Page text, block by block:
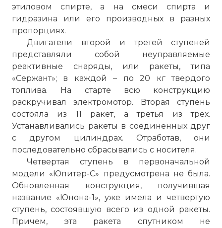
этиловом спирте, а на смеси спирта и
гидразина или его производных в разных
пропорциях.
Двигатели второй и третей ступеней
представляли собой неуправляемые
реактивные снаряды, или ракеты, типа
«Сержант»; в каждой – по 20 кг твердого
топлива. На старте всю конструкцию
раскручивал электромотор. Вторая ступень
состояла из 11 ракет, а третья из трех.
Устанавливались ракеты в соединенных друг
с другом цилиндрах. Отработав, они
последовательно сбрасывались с носителя.
Четвертая ступень в первоначальной
модели «Юпитер-С» предусмотрена не была.
Обновленная конструкция, получившая
название «Юнона-1», уже имела и четвертую
ступень, состоявшую всего из одной ракеты.
Причем, эта ракета спутником не